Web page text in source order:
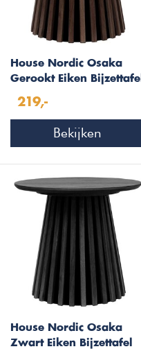
House Nordic Osaka
Gerookt Eiken Bijzettafel
219,-
Bekijken
House Nordic Osaka
Zwart Eiken Bijzettafel